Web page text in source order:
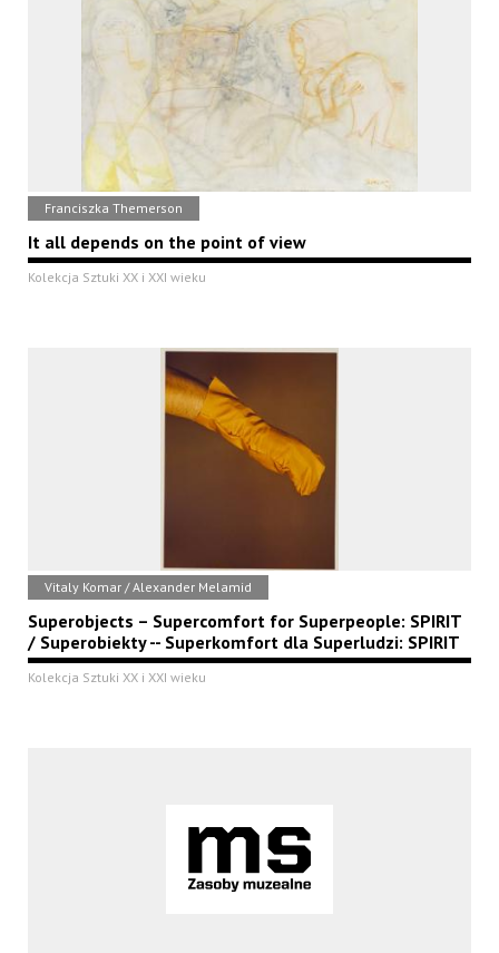
Franciszka Themerson
It all depends on the point of view
Kolekcja Sztuki XX i XXI wieku
Vitaly Komar / Alexander Melamid
Superobjects – Supercomfort for Superpeople: SPIRIT
/ Superobiekty -- Superkomfort dla Superludzi: SPIRIT
Kolekcja Sztuki XX i XXI wieku